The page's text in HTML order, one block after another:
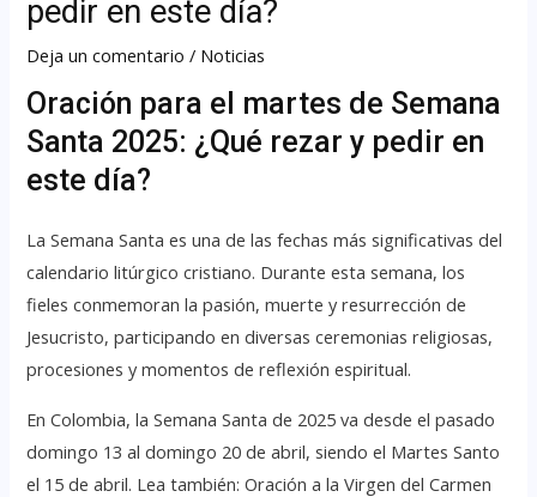
pedir en este día?
Deja un comentario / Noticias
Oración para el martes de Semana
Santa 2025: ¿Qué rezar y pedir en
este día?
La Semana Santa es una de las fechas más significativas del
calendario litúrgico cristiano. Durante esta semana, los
fieles conmemoran la pasión, muerte y resurrección de
Jesucristo, participando en diversas ceremonias religiosas,
procesiones y momentos de reflexión espiritual.
En Colombia, la Semana Santa de 2025 va desde el pasado
domingo 13 al domingo 20 de abril, siendo el Martes Santo
el 15 de abril. Lea también: Oración a la Virgen del Carmen